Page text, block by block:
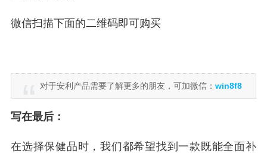
微信扫描下面的二维码即可购买
对于安利产品需要了解更多的朋友，可加微信： win8f8
写在最后：
在选择保健品时，我们都希望找到一款既能全面补